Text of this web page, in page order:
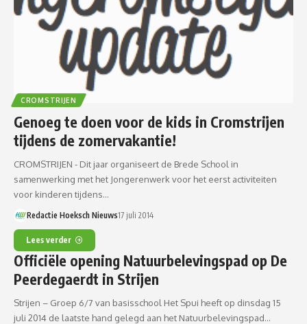
CROMSTRIJEN
Genoeg te doen voor de kids in Cromstrijen
tijdens de zomervakantie!
CROMSTRIJEN - Dit jaar organiseert de Brede School in
samenwerking met het Jongerenwerk voor het eerst activiteiten
voor kinderen tijdens…
Redactie Hoeksch Nieuws17 juli 2014
Lees verder
Officiële opening Natuurbelevingspad op De
Peerdegaerdt in Strijen
Strijen – Groep 6/7 van basisschool Het Spui heeft op dinsdag 15
juli 2014 de laatste hand gelegd aan het Natuurbelevingspad…